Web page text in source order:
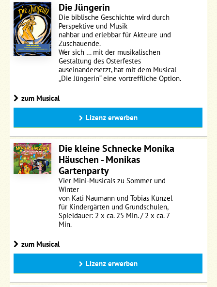
Die Jüngerin
Die biblische Geschichte wird durch
Perspektive und Musik
nahbar und erlebbar für Akteure und
Zuschauende.
Wer sich … mit der musikalischen
Gestaltung des Osterfestes
auseinandersetzt, hat mit dem Musical
„Die Jüngerin“ eine vortreffliche Option.
zum Musical
Lizenz erwerben
Die kleine Schnecke Monika
Häuschen - Monikas
Gartenparty
Vier Mini-Musicals zu Sommer und
Winter
von Kati Naumann und Tobias Künzel
für Kindergärten und Grundschulen,
Spieldauer: 2 x ca. 25 Min. / 2 x ca. 7
Min.
zum Musical
Lizenz erwerben